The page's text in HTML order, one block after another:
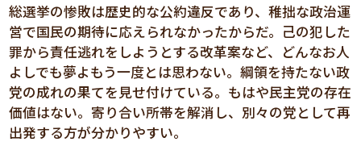
総選挙の惨敗は歴史的な公約違反であり、稚拙な政治運
営で国民の期待に応えられなかったからだ。己の犯した
罪から責任逃れをしようとする改革案など、どんなお人
よしでも夢よもう一度とは思わない。綱領を持たない政
党の成れの果てを見せ付けている。もはや民主党の存在
価値はない。寄り合い所帯を解消し、別々の党として再
出発する方が分かりやすい。